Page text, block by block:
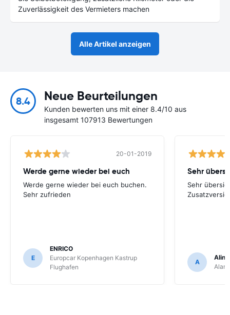
Zuverlässigkeit des Vermieters machen
Alle Artikel anzeigen
8.4 Neue Beurteilungen
Kunden bewerten uns mit einer 8.4/10 aus
insgesamt 107913 Bewertungen
20-01-2019
Werde gerne wieder bei euch
Werde gerne wieder bei euch buchen.
Sehr zufrieden
E
ENRICO
Europcar Kopenhagen Kastrup
Flughafen
Sehr
A